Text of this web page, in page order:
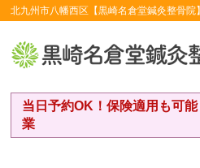
北九州市八幡西区【黒崎名倉堂鍼灸整骨
当日予約OK！保険適用も可
業